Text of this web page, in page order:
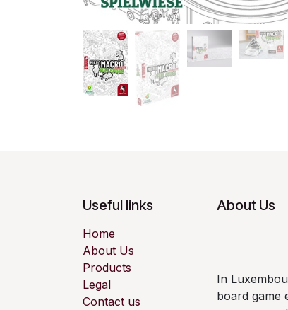
Useful links
Home
About Us
Products
Legal
Contact us
About Us
In
board game